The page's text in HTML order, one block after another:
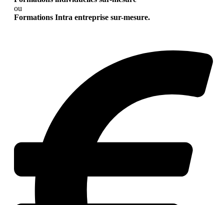
ou
Formations Intra entreprise sur-mesure.